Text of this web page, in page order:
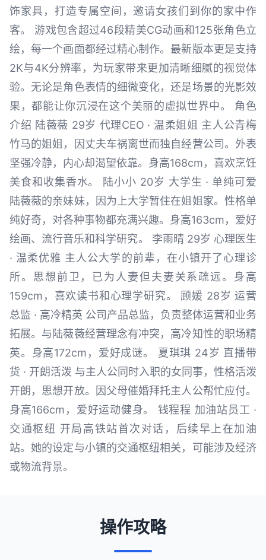
饰家具，打造专属空间，邀请女孩们到你的家中作
客。 游戏包含超过46段精美CG动画和125张角色立
绘，每一个画面都经过精心制作。最新版本更是支持
2K与4K分辨率，为玩家带来更加清晰细腻的视觉体
验。无论是角色表情的细微变化，还是场景的光影效
果，都能让你沉浸在这个美丽的虚拟世界中。 角色
介绍 陆薇薇 29岁 代理CEO · 温柔姐姐 主人公青梅
竹马的姐姐，因丈夫车祸离世而独自经营公司。外表
坚强冷静，内心却渴望依靠。身高168cm，喜欢烹饪
美食和收集香水。 陆小小 20岁 大学生 · 单纯可爱
陆薇薇的亲妹妹，因为上大学暂住在姐姐家。性格单
纯好奇，对各种事物都充满兴趣。身高163cm，爱好
绘画、流行音乐和科学研究。 李雨晴 29岁 心理医生
· 温柔优雅 主人公大学的前辈，在小镇开了心理诊
所。思想前卫，已为人妻但夫妻关系疏远。身高
159cm，喜欢读书和心理学研究。 顾媛 28岁 运营
总监 · 高冷精英 公司产品总监，负责整体运营和业务
拓展。与陆薇薇经营理念有冲突，高冷知性的职场精
英。身高172cm，爱好成谜。 夏琪琪 24岁 直播带
货 · 开朗活泼 与主人公同时入职的女同事，性格活泼
开朗，思想开放。因父母催婚拜托主人公帮忙应付。
身高166cm，爱好运动健身。 钱程程 加油站员工 ·
交通枢纽 开局高铁站首次对话，后续早上在加油
站。她的设定与小镇的交通枢纽相关，可能涉及经济
或物流背景。
操作攻略